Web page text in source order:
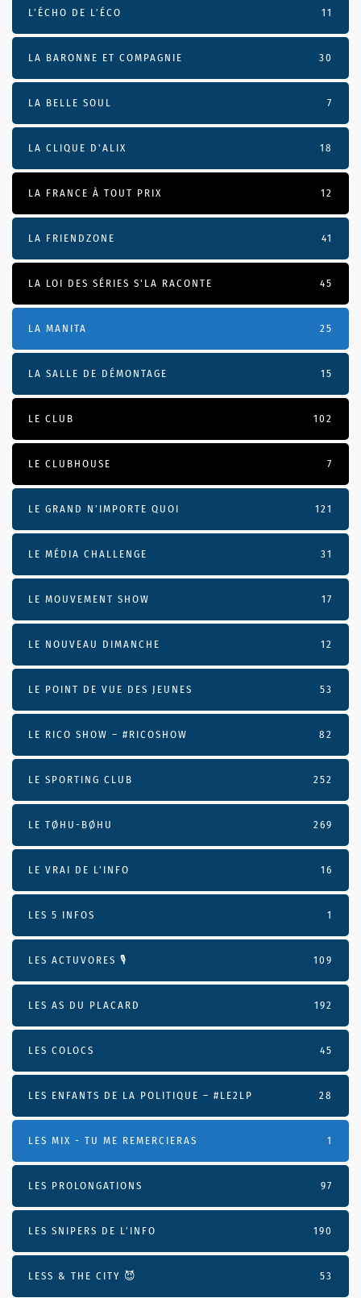
L’ÉCHO DE L’ÉCO 11
LA BARONNE ET COMPAGNIE 30
LA BELLE SOUL 7
LA CLIQUE D'ALIX 18
LA FRANCE À TOUT PRIX 12
LA FRIENDZONE 41
LA LOI DES SÉRIES S'LA RACONTE 45
LA MANITA 25
LA SALLE DE DÉMONTAGE 15
LE CLUB 102
LE CLUBHOUSE 7
LE GRAND N’IMPORTE QUOI 121
LE MÉDIA CHALLENGE 31
LE MOUVEMENT SHOW 17
LE NOUVEAU DIMANCHE 12
LE POINT DE VUE DES JEUNES 53
LE RICO SHOW – #RICOSHOW 82
LE SPORTING CLUB 252
LE TØHU-BØHU 269
LE VRAI DE L’INFO 16
LES 5 INFOS 1
LES ACTUVORES 🎙 109
LES AS DU PLACARD 192
LES COLOCS 45
LES ENFANTS DE LA POLITIQUE – #LE2LP 28
LES MIX - TU ME REMERCIERAS 1
LES PROLONGATIONS 97
LES SNIPERS DE L’INFO 190
LESS & THE CITY 😈 53